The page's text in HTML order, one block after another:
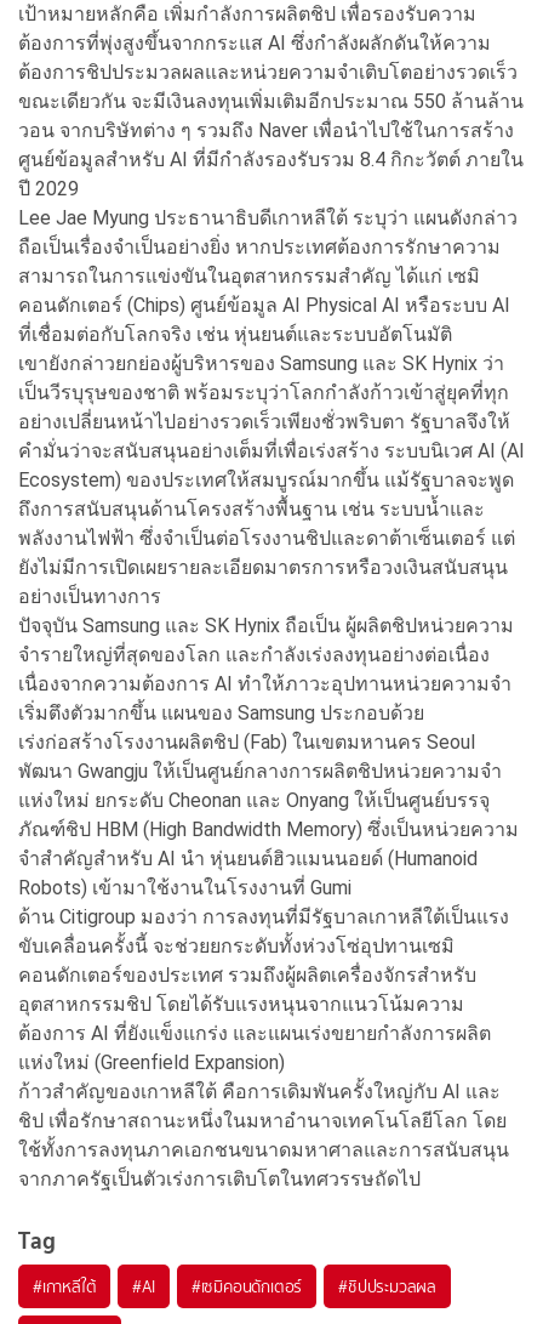
เป้าหมายหลักคือ เพิ่มกำลังการผลิตชิป เพื่อรองรับความ
ต้องการที่พุ่งสูงขึ้นจากกระแส AI ซึ่งกำลังผลักดันให้ความ
ต้องการชิปประมวลผลและหน่วยความจำเติบโตอย่างรวดเร็ว
ขณะเดียวกัน จะมีเงินลงทุนเพิ่มเติมอีกประมาณ 550 ล้านล้าน
วอน จากบริษัทต่าง ๆ รวมถึง Naver เพื่อนำไปใช้ในการสร้าง
ศูนย์ข้อมูลสำหรับ AI ที่มีกำลังรองรับรวม 8.4 กิกะวัตต์ ภายใน
ปี 2029
Lee Jae Myung ประธานาธิบดีเกาหลีใต้ ระบุว่า แผนดังกล่าว
ถือเป็นเรื่องจำเป็นอย่างยิ่ง หากประเทศต้องการรักษาความ
สามารถในการแข่งขันในอุตสาหกรรมสำคัญ ได้แก่ เซมิ
คอนดักเตอร์ (Chips) ศูนย์ข้อมูล AI Physical AI หรือระบบ AI
ที่เชื่อมต่อกับโลกจริง เช่น หุ่นยนต์และระบบอัตโนมัติ
เขายังกล่าวยกย่องผู้บริหารของ Samsung และ SK Hynix ว่า
เป็นวีรบุรุษของชาติ พร้อมระบุว่าโลกกำลังก้าวเข้าสู่ยุคที่ทุก
อย่างเปลี่ยนหน้าไปอย่างรวดเร็วเพียงชั่วพริบตา รัฐบาลจึงให้
คำมั่นว่าจะสนับสนุนอย่างเต็มที่เพื่อเร่งสร้าง ระบบนิเวศ AI (AI
Ecosystem) ของประเทศให้สมบูรณ์มากขึ้น แม้รัฐบาลจะพูด
ถึงการสนับสนุนด้านโครงสร้างพื้นฐาน เช่น ระบบน้ำและ
พลังงานไฟฟ้า ซึ่งจำเป็นต่อโรงงานชิปและดาต้าเซ็นเตอร์ แต่
ยังไม่มีการเปิดเผยรายละเอียดมาตรการหรือวงเงินสนับสนุน
อย่างเป็นทางการ
ปัจจุบัน Samsung และ SK Hynix ถือเป็น ผู้ผลิตชิปหน่วยความ
จำรายใหญ่ที่สุดของโลก และกำลังเร่งลงทุนอย่างต่อเนื่อง
เนื่องจากความต้องการ AI ทำให้ภาวะอุปทานหน่วยความจำ
เริ่มตึงตัวมากขึ้น แผนของ Samsung ประกอบด้วย
เร่งก่อสร้างโรงงานผลิตชิป (Fab) ในเขตมหานคร Seoul
พัฒนา Gwangju ให้เป็นศูนย์กลางการผลิตชิปหน่วยความจำ
แห่งใหม่ ยกระดับ Cheonan และ Onyang ให้เป็นศูนย์บรรจุ
ภัณฑ์ชิป HBM (High Bandwidth Memory) ซึ่งเป็นหน่วยความ
จำสำคัญสำหรับ AI นำ หุ่นยนต์ฮิวแมนนอยด์ (Humanoid
Robots) เข้ามาใช้งานในโรงงานที่ Gumi
ด้าน Citigroup มองว่า การลงทุนที่มีรัฐบาลเกาหลีใต้เป็นแรง
ขับเคลื่อนครั้งนี้ จะช่วยยกระดับทั้งห่วงโซ่อุปทานเซมิ
คอนดักเตอร์ของประเทศ รวมถึงผู้ผลิตเครื่องจักรสำหรับ
อุตสาหกรรมชิป โดยได้รับแรงหนุนจากแนวโน้มความ
ต้องการ AI ที่ยังแข็งแกร่ง และแผนเร่งขยายกำลังการผลิต
แห่งใหม่ (Greenfield Expansion)
ก้าวสำคัญของเกาหลีใต้ คือการเดิมพันครั้งใหญ่กับ AI และ
ชิป เพื่อรักษาสถานะหนึ่งในมหาอำนาจเทคโนโลยีโลก โดย
ใช้ทั้งการลงทุนภาคเอกชนขนาดมหาศาลและการสนับสนุน
จากภาครัฐเป็นตัวเร่งการเติบโตในทศวรรษถัดไป
Tag
#เกาหลีใต้ #AI #เซมิคอนดักเตอร์ #ชิปประมวลผล